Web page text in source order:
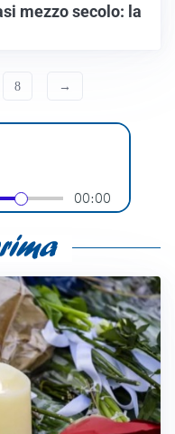
mezzo secolo: la
8 →